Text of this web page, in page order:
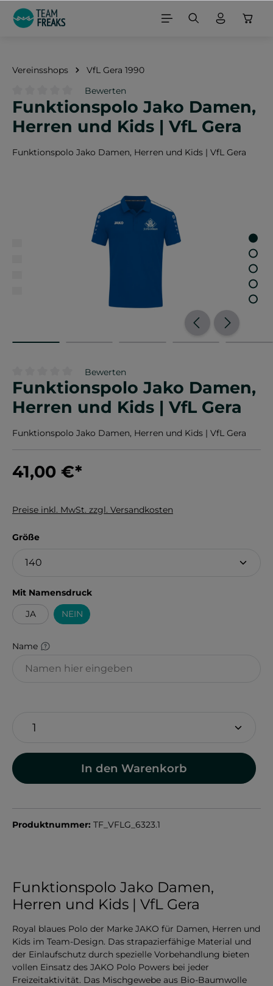
springen
Vereinsshops VfL Gera 1990
Durchschnittliche Bewertung von 0 von 5 Sternen
Bewerten
Funktionspolo Jako Damen,
Herren und Kids | VfL Gera
Funktionspolo Jako Damen, Herren und Kids | VfL Gera
Durchschnittliche Bewertung von 0 von 5 Sternen
Bewerten
Funktionspolo Jako Damen,
Herren und Kids | VfL Gera
Funktionspolo Jako Damen, Herren und Kids | VfL Gera
41,00 €*
Preise inkl. MwSt. zzgl. Versandkosten
Größeauswählen
Mit Namensdruckauswählen
JA
NEIN
Name
In den Warenkorb
Produktnummer: TF_VFLG_6323.1
Funktionspolo Jako Damen,
Herren und Kids | VfL Gera
Royal blaues Polo der Marke JAKO für Damen, Herren und
Kids im Team-Design. Das strapazierfähige Material und
der Einlaufschutz durch spezielle Vorbehandlung bieten
vollen Einsatz des JAKO Polo Powers bei jeder
Freizeitaktivität. Das Mischgewebe aus Bio-Baumwolle